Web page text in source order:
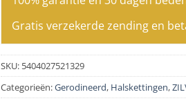
Gratis verzekerde zending en
SKU: 5404027521329
Categorieën:Gerodineerd, Halskettingen,